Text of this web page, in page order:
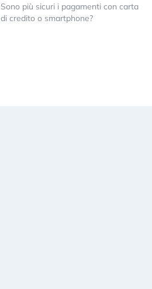
Sono più sicuri i pagamenti con carta
di credito o smartphone?